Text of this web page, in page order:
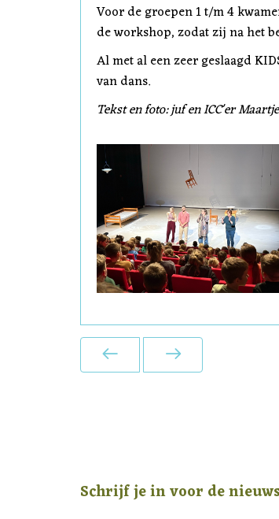
Voor de groepen 1 t/m 4
de workshop, zodat zij na het
Al met al een zeer geslaagd
van dans.
Tekst en foto: juf en ICC'er Maartje
Schrijf je in voor de